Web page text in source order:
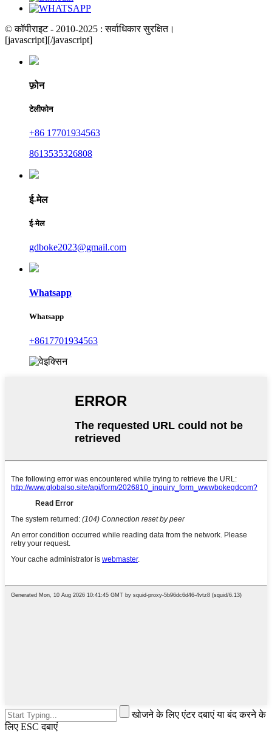
© कॉपीराइट - 2010-2025 : सर्वाधिकार सुरक्षित।
[javascript][/javascript]
फ़ोन
टेलीफोन
+86 17701934563
8613535326808
ई-मेल
ई-मेल
gdboke2023@gmail.com
Whatsapp
Whatsapp
+8617701934563
खोजने के लिए एंटर दबाएं या बंद करने के
लिए ESC दबाएं